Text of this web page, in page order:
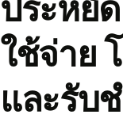
ประหยั
ใช้จ่าย
และรับ